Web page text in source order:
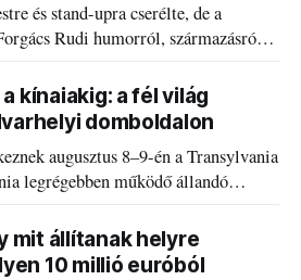
és stand-upra cserélte, de a
Rudi humorról, származásról
kínaiakig: a fél világ
domboldalon
augusztus 8–9-én a Transylvania
legrégebben működő állandó
meg.
mit állítanak helyre
10 millió euróból